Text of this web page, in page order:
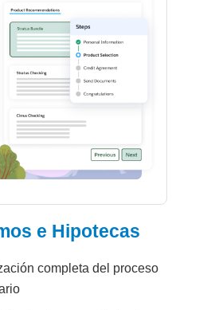
e Hipotecas
completa del proceso